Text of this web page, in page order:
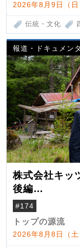
2026年8月9日（
伝統・文化
報道・ドキュメン
株式会社キ
後編
米国駐在でも
んだ父母
#174
トップの源流
2026年8月8日（